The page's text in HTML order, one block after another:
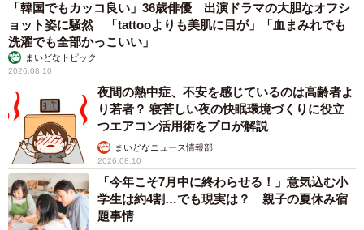
「韓国でもカッコ良い」36歳俳優 出演ドラマの大胆なオフシ
ョット姿に騒然 「tattooよりも美肌に目が」「血まみれでも
洗濯でも全部かっこいい」
まいどなトピック
2026.08.10
夜間の熱中症、不安を感じているのは高齢者よ
り若者？ 寝苦しい夜の快眠環境づくりに役立
つエアコン活用術をプロが解説
まいどなニュース情報部
2026.08.10
「今年こそ7月中に終わらせる！」意気込む小
学生は約4割…でも現実は？ 親子の夏休み宿
題事情